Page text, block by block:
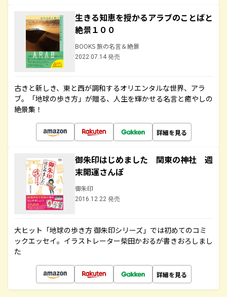
生きる知恵を授かるアラブのことばと
絶景１００
BOOKS 旅の名言＆絶景
2022.07.14 発売
古きと新しき、東と西が調和するオリエンタルな世界、アラ
ブ。「地球の歩き方」が贈る、人生を輝かせる名言と癒やしの
絶景集！
詳細を見る
御朱印はじめました 関東の神社 週
末開運さんぽ
御朱印
2016.12.22 発売
大ヒット「地球の歩き方 御朱印シリーズ」では初めてのコミ
ックエッセイ。イラストレーター柴田かおるが書きおろしまし
た
詳細を見る